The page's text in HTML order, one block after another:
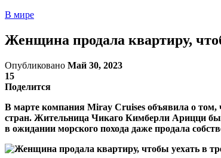
В мире
Женщина продала квартиру,
Опубликовано Май 30, 2023
15
Поделится
В марте компания Miray Cruises объявила о том,
стран. Жительница Чикаго Кимберли Арицци
в ожидании морского похода даже продала